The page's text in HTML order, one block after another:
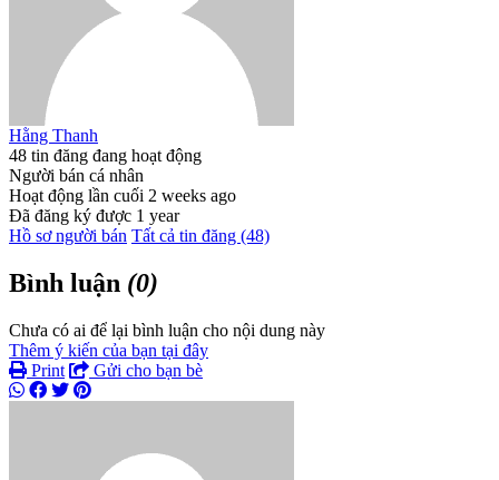
Hằng Thanh
48 tin đăng đang hoạt động
Người bán cá nhân
Hoạt động lần cuối 2 weeks ago
Đã đăng ký được 1 year
Hồ sơ người bán Tất cả tin đăng (48)
Bình luận (0)
Chưa có ai để lại bình luận cho nội dung này
Thêm ý kiến của bạn tại đây
Print
Gửi cho bạn bè